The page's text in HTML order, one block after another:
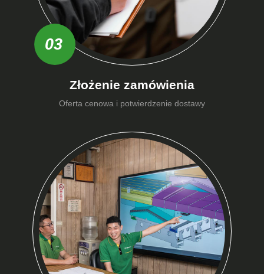
03
Złożenie zamówienia
Oferta cenowa i potwierdzenie dostawy